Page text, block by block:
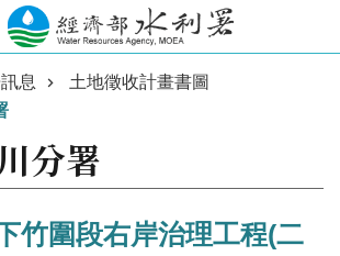
息
土地徵收計畫書圖
分署
竹圍段右岸治理工程(二